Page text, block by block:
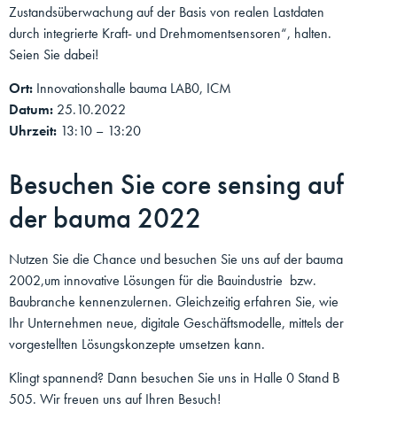
Zustandsüberwachung auf der Basis von realen Lastdaten
durch integrierte Kraft- und Drehmomentsensoren“, halten.
Seien Sie dabei!
Ort: Innovationshalle bauma LAB0, ICM
Datum: 25.10.2022
Uhrzeit: 13:10 – 13:20
Besuchen Sie core sensing auf
der bauma 2022
Nutzen Sie die Chance und besuchen Sie uns auf der bauma
2002,um innovative Lösungen für die Bauindustrie bzw.
Baubranche kennenzulernen. Gleichzeitig erfahren Sie, wie
Ihr Unternehmen neue, digitale Geschäftsmodelle, mittels der
vorgestellten Lösungskonzepte umsetzen kann.
Klingt spannend? Dann besuchen Sie uns in Halle 0 Stand B
505. Wir freuen uns auf Ihren Besuch!